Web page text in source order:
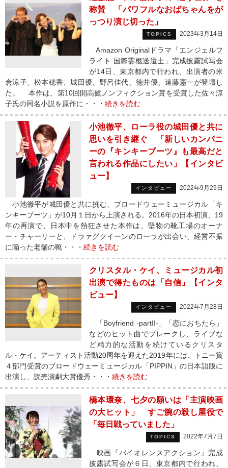
称賛 「パワフルなおばちゃんをが
っつり演じ切った」
TOPICS 2023年3月14日
Amazon Originalドラマ「エンジェルフ
ライト 国際霊柩送還士」完成披露試写会
が14日、東京都内で行われ、出演者の米
倉涼子、松本穂香、城田優、野呂佳代、徳井優、遠藤憲一が登壇し
た。 本作は、第10回開高健ノンフィクション賞を受賞した佐々涼
子氏の同名小説を原作に・・・ 続きを読む
小池徹平、ローラ役の城田優と共に
思いを引き継ぐ 「新しいカンパニ
ーの『キンキーブーツ』も最高だと
言われる作品にしたい」【インタビ
ュー】
インタビュー 2022年9月29日
小池徹平が城田優と共に挑む、ブロードウェーミュージカル「キ
ンキーブーツ」が10月１日から上演される。2016年の日本初演、19
年の再演で、日本中を熱狂させた本作は、堅物の靴工場のオーナ
ー・チャーリーと、ドラァグクイーンのローラが出会い、経営不振
に陥った老舗の靴・・・ 続きを読む
クリスタル・ケイ、ミュージカル初
出演で得たものは「自信」【インタ
ビュー】
インタビュー 2022年7月28日
「Boyfriend -partII-」「恋におちたら」
などのヒット曲でブレークし、ライブな
ど精力的な活動を続けているクリスタ
ル・ケイ。アーティスト活動20周年を迎えた2019年には、トニー賞
４部門受賞のブロードウェーミュージカル「PIPPIN」の日本語版に
出演し、読売演劇大賞優秀・・・ 続きを読む
橋本環奈、七夕の願いは「主演映画
の大ヒット」 すご腕の殺し屋役で
「毎日戦っていました」
TOPICS 2022年7月7日
映画『バイオレンスアクション』完成
披露試写会が６日、東京都内で行われ、